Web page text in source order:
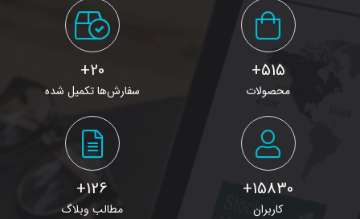
515+
محصولات
20+
سفارش‌ها تکمیل شده
15830+
کاربران
126+
مطالب وبلاگ